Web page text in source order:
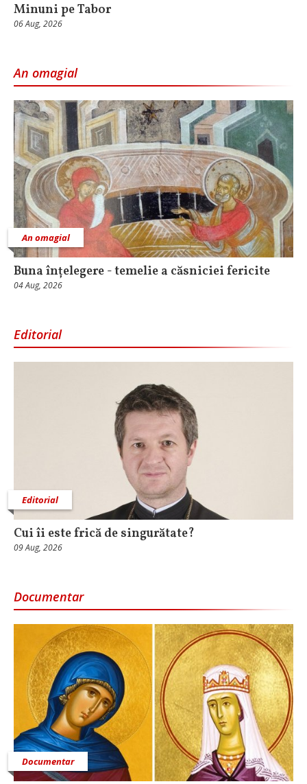
Minuni pe Tabor
06 Aug, 2026
An omagial
An omagial
Buna înțelegere - temelie a căsniciei fericite
04 Aug, 2026
Editorial
Editorial
Cui îi este frică de singurătate?
09 Aug, 2026
Documentar
Documentar